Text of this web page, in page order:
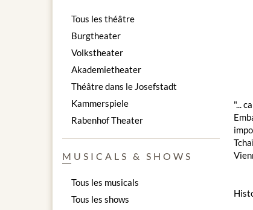
"...
Tous les théâtre
Burgtheater
Volkstheater
Akademietheater
Théâtre dans le Josefstadt
Kammerspiele
Rabenhof Theater
MUSICALS & SHOWS
Tous les musicals
Tous les shows